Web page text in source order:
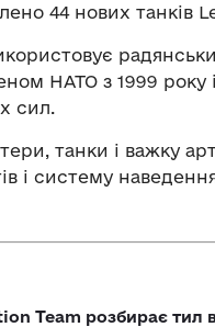
44 нових танків
НАТО з 1999 року
сил.
танки і важку
і систему
Team розбирає тил